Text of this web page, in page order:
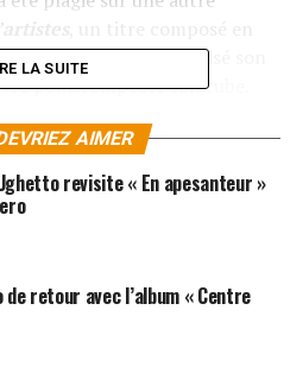
effet abondamment puisé son
pour composer son tube.
raison à Laurent Feriol dans
fait appel de cette
d’honneur ». L’avocat
se pourrait que la chanson de
celle de Laurent Feriol.
LA SUITE
AIMER
revisite « En apesanteur »
de retour avec l’album « Centre